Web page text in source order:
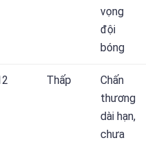
vọng
đội
bóng
Thấp
Chấn
thương
dài hạn,
chưa